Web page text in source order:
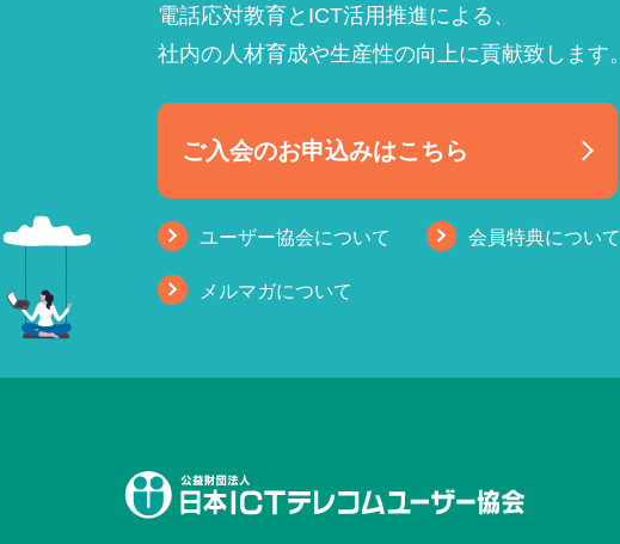
電話応対教育とICT活用推進による、
社内の人材育成や生産性の向上に貢献致します。
ご入会のお申込みはこちら
ユーザー協会について 会員特典について
メルマガについて